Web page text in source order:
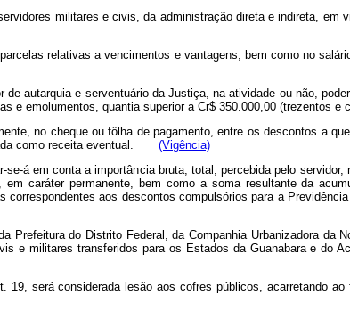
militares e civis, da administração direta e indireta,
relativas a vencimentos e vantagens, bem como no
autarquia e serventuário da Justiça, na atividade ou não,
e emolumentos, quantia superior a Cr$ 350.000,00
no cheque ou fôlha de pagamento, entre os descontos a
como receita eventual. (Vigência)
em conta a importância bruta, total, percebida pelo servidor,
caráter permanente, bem como a soma resultante da
correspondentes aos descontos compulsórios para a
do Distrito Federal, da Companhia Urbanizadora da
e militares transferidos para os Estados da Guanabara e do
será considerada lesão aos cofres públicos, acarretando ao